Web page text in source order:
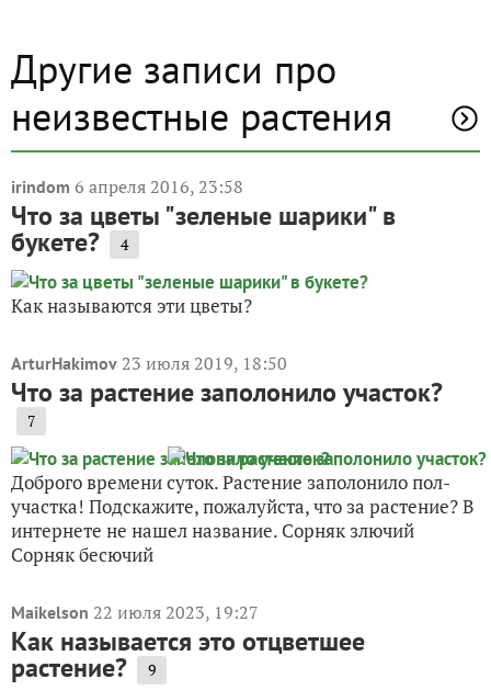
Другие записи про
неизвестные растения
irindom 6 апреля 2016, 23:58
Что за цветы "зеленые шарики" в
букете? 4
Как называются эти цветы?
ArturHakimov 23 июля 2019, 18:50
Что за растение заполонило участок?
7
Доброго времени суток. Растение заполонило пол-
участка! Подскажите, пожалуйста, что за растение? В
интернете не нашел название. Сорняк злючий
Сорняк бесючий
Maikelson 22 июля 2023, 19:27
Как называется это отцветшее
растение? 9